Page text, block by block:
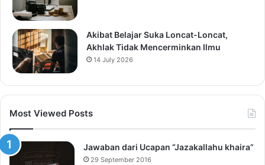
Akibat Belajar Suka Loncat-Loncat,
Akhlak Tidak Mencerminkan Ilmu
14 July 2026
Most Viewed Posts
Jawaban dari Ucapan “Jazakallahu khaira”
29 September 2016